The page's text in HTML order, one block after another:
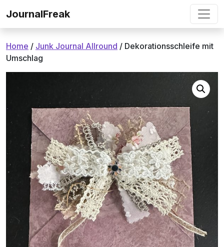
JournalFreak
Home / Junk Journal Allround / Dekorationsschleife mit
Umschlag